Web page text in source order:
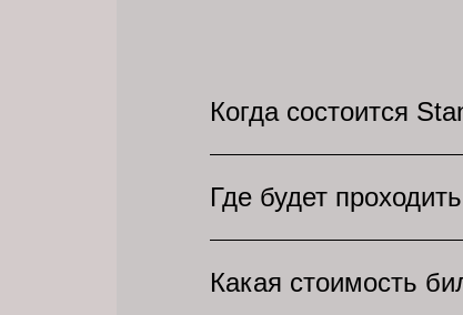
Когда состоится
6 января 2025 года
смешные монологи. На
оплатить заказ онлайн!
Где будет
Топовый концерт
повеселиться от души
Какая стоимость